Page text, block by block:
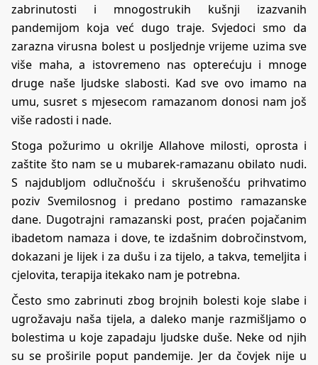
zabrinutosti i mnogostrukih kušnji izazvanih
pandemijom koja već dugo traje. Svjedoci smo da
zarazna virusna bolest u posljednje vrijeme uzima sve
više maha, a istovremeno nas opterećuju i mnoge
druge naše ljudske slabosti. Kad sve ovo imamo na
umu, susret s mjesecom ramazanom donosi nam još
više radosti i nade.
Stoga požurimo u okrilje Allahove milosti, oprosta i
zaštite što nam se u mubarek-ramazanu obilato nudi.
S najdubljom odlučnošću i skrušenošću prihvatimo
poziv Svemilosnog i predano postimo ramazanske
dane. Dugotrajni ramazanski post, praćen pojačanim
ibadetom namaza i dove, te izdašnim dobročinstvom,
dokazani je lijek i za dušu i za tijelo, a takva, temeljita i
cjelovita, terapija itekako nam je potrebna.
Često smo zabrinuti zbog brojnih bolesti koje slabe i
ugrožavaju naša tijela, a daleko manje razmišljamo o
bolestima u koje zapadaju ljudske duše. Neke od njih
su se proširile poput pandemije. Jer da čovjek nije u